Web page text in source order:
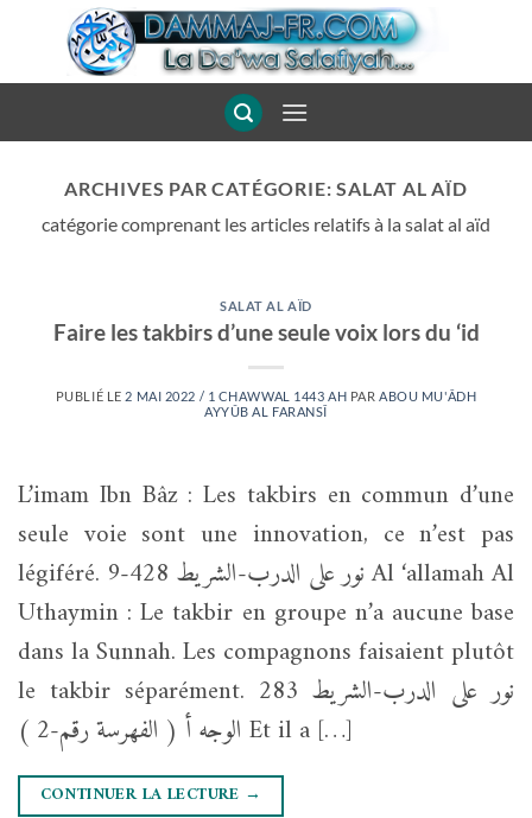
ARCHIVES PAR CATÉGORIE:SALAT AL AÏD
catégorie comprenant les articles relatifs à la salat al aïd
SALAT AL AÏD
Faire les takbirs d’une seule voix lors du ‘id
PUBLIÉ LE 2 MAI 2022 / 1 CHAWWAL 1443 AH PARABOU MU'ÂDH
AYYÛB AL FARANSÎ
L’imam Ibn Bâz : Les takbirs en commun d’une
seule voie sont une innovation, ce n’est pas
légiféré. نور على الدرب-الشريط 428-9 Al ‘allamah Al
Uthaymin : Le takbir en groupe n’a aucune base
dans la Sunnah. Les compagnons faisaient plutôt
le takbir séparément. نور على الدرب-الشريط 283
الوجه أ ( الفهرسة رقم-2 ) Et il a […]
CONTINUER LA LECTURE →